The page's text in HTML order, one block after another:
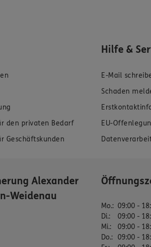
den privaten Bedarf
Geschäftskunden
Hilfe &
E-Mail
Schaden
EU-
Alexander
Weidenau
Mo.: 09:00 -
Di.:
09:00 -
Mi.:
09:00 -
Do.: 09:00 -